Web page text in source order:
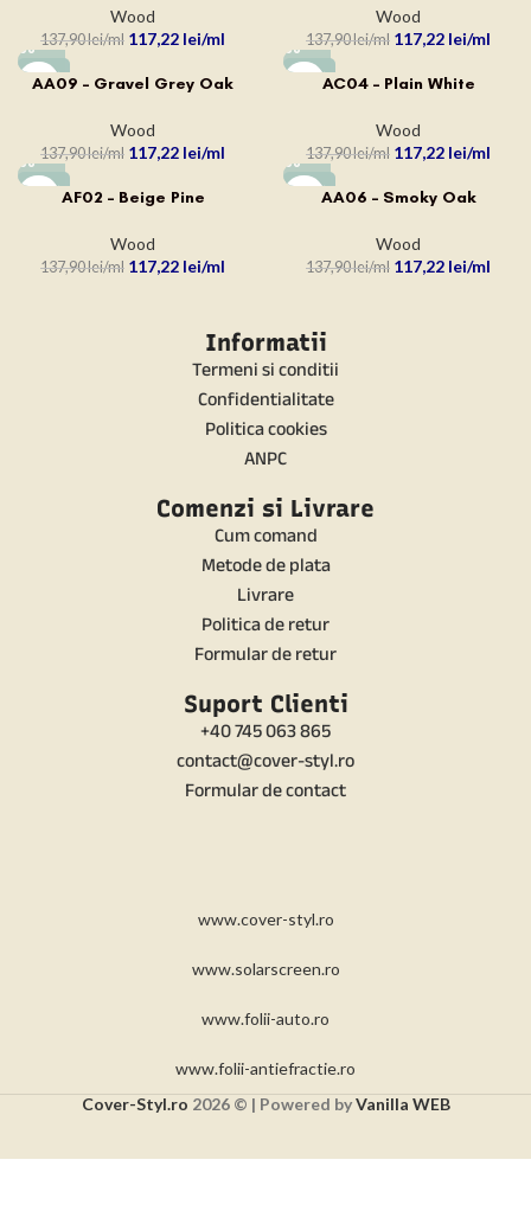
Wood
137,90lei 117,22 lei
Wood
137,90lei 117,22 lei
-15%
AA09 – Gravel Grey Oak
Wood
137,90lei 117,22 lei
-15%AC04 – Plain White
Wood
137,90lei 117,22 lei
-15%AF02 – Beige Pine
Wood
137,90lei 117,22 lei
-15%AA06 – Smoky Oak
Wood
137,90lei 117,22 lei
Informatii
Termeni si conditii
Confidentialitate
Politica cookies
ANPC
Comenzi si Livrare
Cum comand
Metode de plata
Livrare
Politica de retur
Formular de retur
Suport Clienti
+40 745 063 865
contact@cover-styl.ro
Formular de contact
www.cover-styl.ro
www.solarscreen.ro
www.folii-auto.ro
www.folii-antiefractie.ro
Cover-Styl.ro 2026 © | Powered byVanilla WEB